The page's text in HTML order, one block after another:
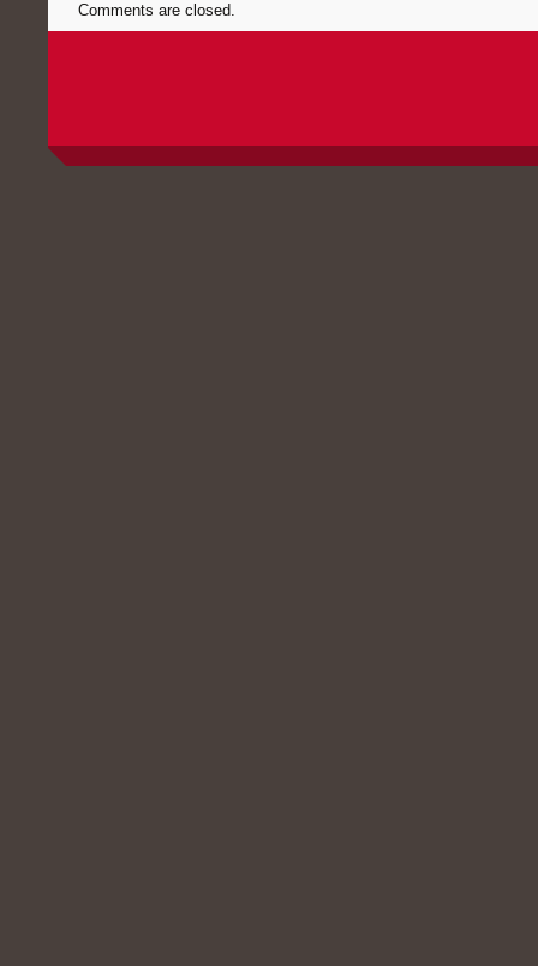
Comments are closed.